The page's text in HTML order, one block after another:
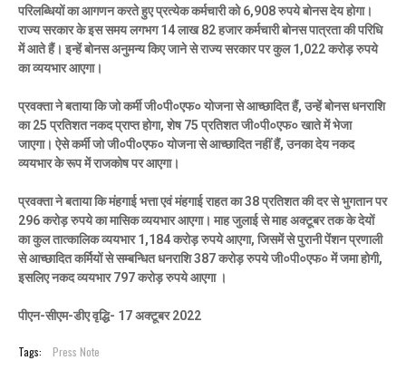
परिलब्धियों का आगणन करते हुए प्रत्येक कर्मचारी को 6,908 रुपये बोनस देय होगा।
राज्य सरकार के इस समय लगभग 14 लाख 82 हजार कर्मचारी बोनस पात्रता की परिधि
में आते हैं। इन्हें बोनस अनुमन्य किए जाने से राज्य सरकार पर कुल 1,022 करोड़ रुपये
का व्ययभार आएगा।
प्रवक्ता ने बताया कि जो कर्मी जी०पी०एफ० योजना से आच्छादित हैं, उन्हें बोनस धनराशि
का 25 प्रतिशत नकद प्राप्त होगा, शेष 75 प्रतिशत जी०पी०एफ० खाते में भेजा
जाएगा। ऐसे कर्मी जो जी०पी०एफ० योजना से आच्छादित नहीं हैं, उनका देय नकद
व्ययभार के रूप में राजकोष पर आएगा।
प्रवक्ता ने बताया कि मंहगाई भत्ता एवं मंहगाई राहत का 38 प्रतिशत की दर से भुगतान पर
296 करोड़ रुपये का मासिक व्ययभार आएगा। माह जुलाई से माह अक्टूबर तक के देयों
का कुल तात्कालिक व्ययभार 1,184 करोड़ रुपये आएगा, जिसमें से पुरानी पेंशन प्रणाली
से आच्छादित कर्मियों से सम्बन्धित धनराशि 387 करोड़ रुपये जी०पी०एफ० में जमा होगी,
इसलिए नकद व्ययभार 797 करोड़ रुपये आएगा ।
पीएन-सीएम-डीए वृद्धि- 17 अक्टूबर 2022
Tags: Press Note